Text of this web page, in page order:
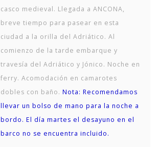
casco medieval. Llegada a ANCONA,
breve tiempo para pasear en esta
ciudad a la orilla del Adriático. Al
comienzo de la tarde embarque y
travesía del Adriático y Jónico. Noche en
ferry. Acomodación en camarotes
dobles con baño. Nota: Recomendamos
llevar un bolso de mano para la noche a
bordo. El día martes el desayuno en el
barco no se encuentra incluido.